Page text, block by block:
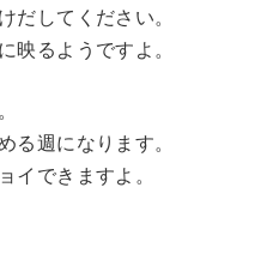
してください。
るようですよ。
週になります。
できますよ。